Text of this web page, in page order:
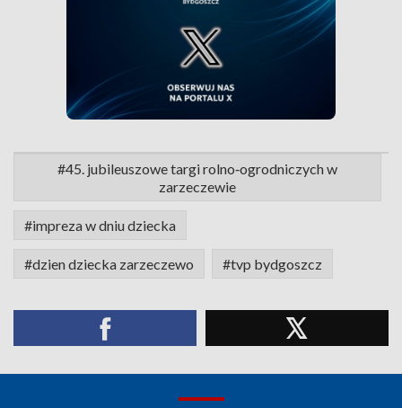
#45. jubileuszowe targi rolno‑ogrodniczych w
zarzeczewie
#impreza w dniu dziecka
#dzien dziecka zarzeczewo #tvp bydgoszcz